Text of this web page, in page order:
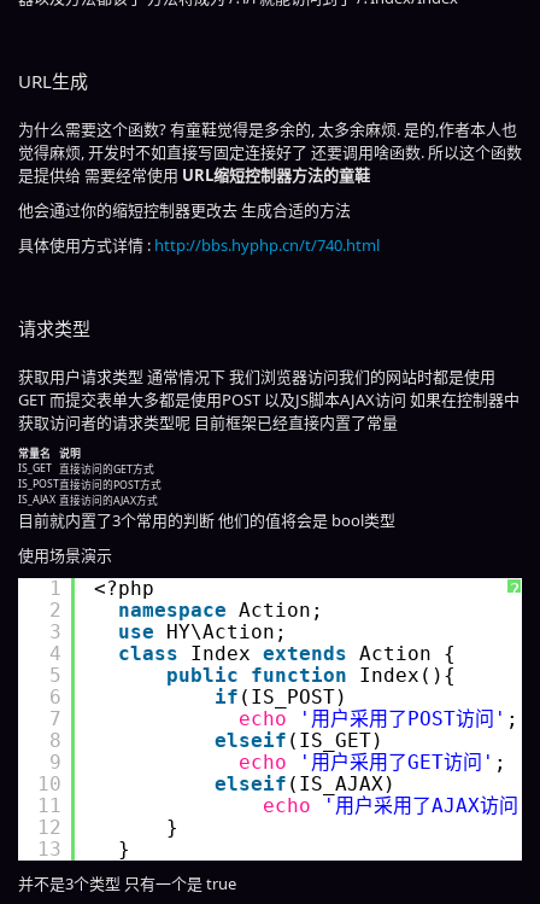
URL生成
为什么需要这个函数? 有童鞋觉得是多余的, 太多余麻烦. 是的,作者本人也
觉得麻烦, 开发时不如直接写固定连接好了 还要调用啥函数. 所以这个函数
是提供给 需要经常使用 URL缩短控制器方法的童鞋
他会通过你的缩短控制器更改去 生成合适的方法
具体使用方式详情 : http://bbs.hyphp.cn/t/740.html
请求类型
获取用户请求类型 通常情况下 我们浏览器访问我们的网站时都是使用
GET 而提交表单大多都是使用POST 以及JS脚本AJAX访问 如果在控制器中
获取访问者的请求类型呢 目前框架已经直接内置了常量
常量名
说明
IS_GET 直接访问的GET方式
IS_POST直接访问的POST方式
IS_AJAX 直接访问的AJAX方式
目前就内置了3个常用的判断 他们的值将会是 bool类型
使用场景演示
?
1
2
3
4
5
6
7
8
9
10
11
12
13
<?php
namespace Action;
use
HY\Action;
class
Index extends Action {
public
function
Index(){
if (IS_POST)
echo
'用户采用了POST访问' ;
elseif (IS_GET)
echo
'用户采用了GET访问' ;
elseif (IS_AJAX)
echo
'用户采用了AJAX访问'
}
}
并不是3个类型 只有一个是 true